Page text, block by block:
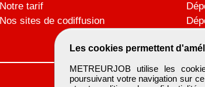
Les cookies permettent
METREURJOB utilise les
poursuivant votre navigation sur
Notre tarif
Nos sites de codiffusion